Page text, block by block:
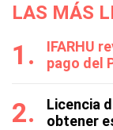
LAS MÁS
IFARHU
pago del
Licencia
obtener